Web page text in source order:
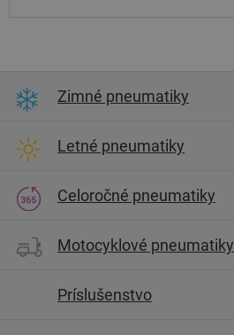
Zimné pneumatiky
Letné pneumatiky
Celoročné pneumatiky
Motocyklové pneumatiky
Príslušenstvo